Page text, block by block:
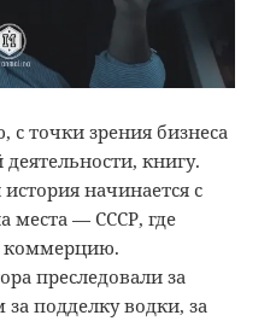
с точки зрения бизнеса
книгу.
начинается с
места — СССР, где
коммерцию.
преследовали за
подделку водки, за